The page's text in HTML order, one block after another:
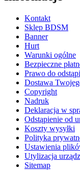
Kontakt
Sklep BDSM
Banner
Hurt
Warunki ogólne
Bezpieczne
Prawo do
Dostawa
Copyright
Nadruk
Deklaracja w
Odstąpienie od
Koszty wysyłki
Polityka
Ustawienia
Utylizacja
Sitemap